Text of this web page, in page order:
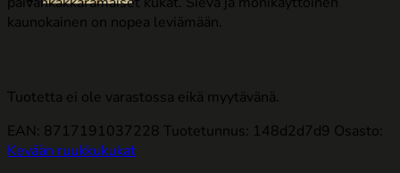
kaunokainen on nopea leviämään.
Tuotetta ei ole varastossa eikä myytävänä.
EAN: 8717191037228 Tuotetunnus: 148d2d7d9 Osasto:
Kevään ruukkukukat